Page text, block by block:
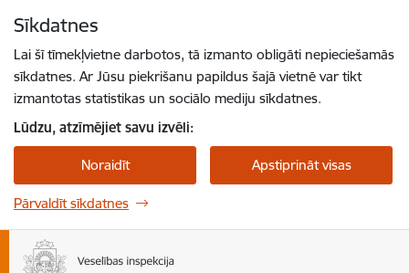
Sīkdatnes
Lai šī tīmekļvietne darbotos, tā izmanto obligāti nepieciešamās
sīkdatnes. Ar Jūsu piekrišanu papildus šajā vietnē var tikt
izmantotas statistikas un sociālo mediju sīkdatnes.
Lūdzu, atzīmējiet savu izvēli:
Noraidīt Apstiprināt visas
Pārvaldīt sīkdatnes